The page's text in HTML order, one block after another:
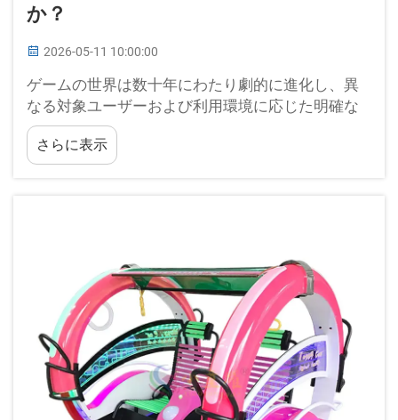
か？
2026-05-11 10:00:00
ゲームの世界は数十年にわたり劇的に進化し、異
なる対象ユーザーおよび利用環境に応じた明確な
カテゴリーが形成されてきました。家庭用コンソ
ールが家庭内エンターテインメントを支配してき
た一方で、ビデオゲーム用アミューズメント機器
さらに表示